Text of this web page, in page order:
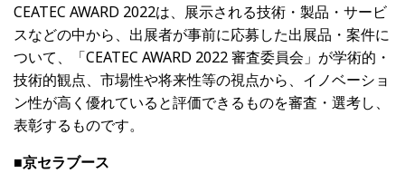
CEATEC AWARD 2022は、展示される技術・製品・サービ
スなどの中から、出展者が事前に応募した出展品・案件に
ついて、「CEATEC AWARD 2022 審査委員会」が学術的・
技術的観点、市場性や将来性等の視点から、イノベーショ
ン性が高く優れていると評価できるものを審査・選考し、
表彰するものです。
■京セラブース